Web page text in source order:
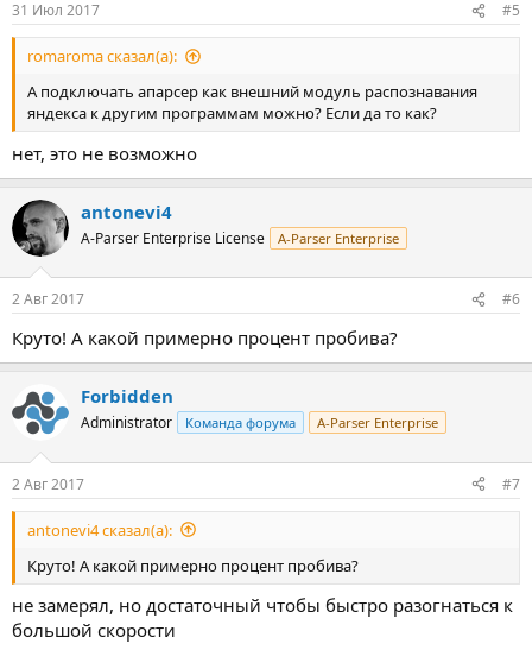
31 Июл 2017 #5
romaroma сказал(а):
А подключать апарсер как внешний модуль распознавания
яндекса к другим программам можно? Если да то как?
нет, это не возможно
antonevi4
A-Parser Enterprise License A-Parser Enterprise
2 Авг 2017 #6
Круто! А какой примерно процент пробива?
Forbidden
Administrator Команда форума A-Parser Enterprise
2 Авг 2017 #7
antonevi4 сказал(а):
Круто! А какой примерно процент пробива?
не замерял, но достаточный чтобы быстро разогнаться к
большой скорости